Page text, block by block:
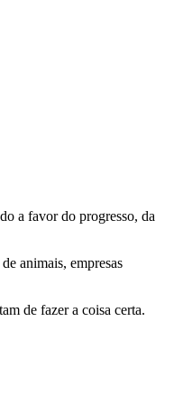
a favor do progresso, da
animais, empresas
de fazer a coisa certa.